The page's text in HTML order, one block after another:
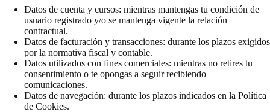
Datos de cuenta y cursos: mientras mantengas tu condición de
usuario registrado y/o se mantenga vigente la relación
contractual.
Datos de facturación y transacciones: durante los plazos exigidos
por la normativa fiscal y contable.
Datos utilizados con fines comerciales: mientras no retires tu
consentimiento o te opongas a seguir recibiendo
comunicaciones.
Datos de navegación: durante los plazos indicados en la Política
de Cookies.